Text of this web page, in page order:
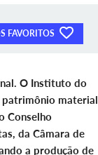
FAVORITOS
O Instituto do
patrimônio material
Conselho
da Câmara de
a produção de